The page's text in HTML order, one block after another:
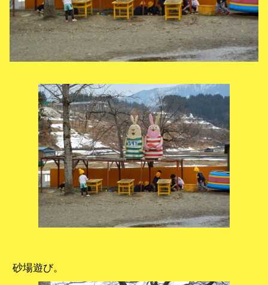
砂場遊び。